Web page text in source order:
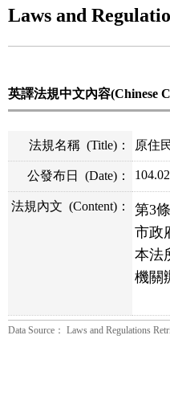
Laws and
英譯法規中文內容(Chinese
法規名稱 (Title)： 原住
公發布日 (Date)：
法規內文 (Content)：
第3
市政
本法
機關
Data Source： Laws and Regulations